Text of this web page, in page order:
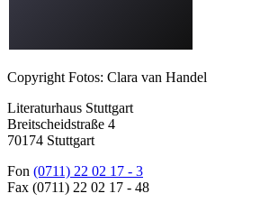
Copyright Fotos: Clara van Handel
Literaturhaus Stuttgart
Breitscheidstraße 4
70174 Stuttgart
Fon (0711) 22 02 17 - 3
Fax (0711) 22 02 17 - 48